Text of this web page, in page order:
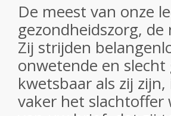
De meest van onze
gezondheidszorg,
Zij strijden
onwetende en
kwetsbaar als zij
vaker het slachtoffer